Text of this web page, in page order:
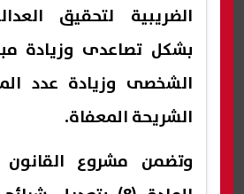
الضريبية لتحقيق
بشكل تصاعدى وزيادة
الشخصى وزيادة عدد
الشريحة المعفاة.
وتضمن مشروع